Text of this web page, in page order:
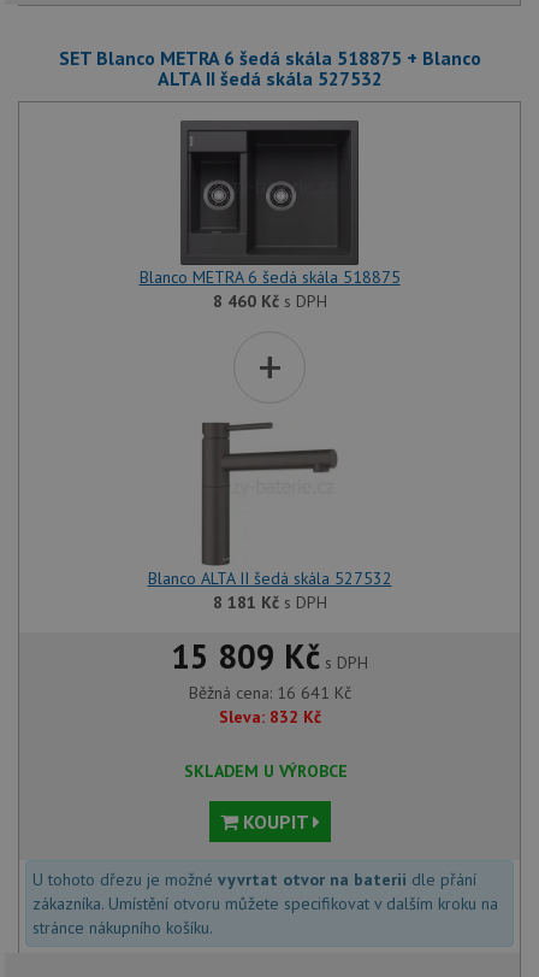
SET Blanco METRA 6 šedá skála 518875 + Blanco
ALTA II šedá skála 527532
Blanco METRA 6 šedá skála 518875
8 460 Kčs DPH
+
Blanco ALTA II šedá skála 527532
8 181 Kčs DPH
15 809 Kč s DPH
Běžná cena: 16 641 Kč
Sleva: 832 Kč
SKLADEM U VÝROBCE
KOUPIT
U tohoto dřezu je možné vyvrtat otvor na baterii dle přání
zákazníka. Umístění otvoru můžete specifikovat v dalším kroku na
stránce nákupního košíku.